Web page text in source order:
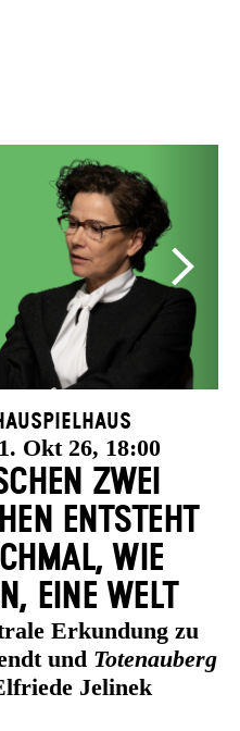
Okt 26, 18:00
ZWEI
ENT­STEHT
WIE
EINE WELT
Erkundung zu
und Totenauberg
Jelinek